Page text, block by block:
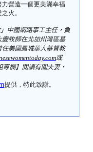
營造一個更美滿幸福
火。
中國網路事工主任，負
牧師在北加州灣區基
美國鳳城華人基督教
或
專欄】閱讀有關夫妻‧
提供，特此致謝。